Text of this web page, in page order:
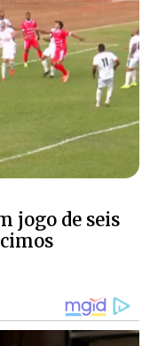
jogo de seis